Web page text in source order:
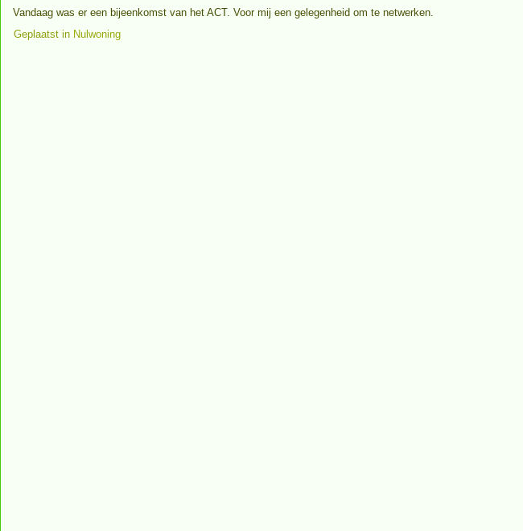
Vandaag was er een bijeenkomst van het ACT. Voor mij een gelegenheid om te netwerken.
Geplaatst in Nulwoning